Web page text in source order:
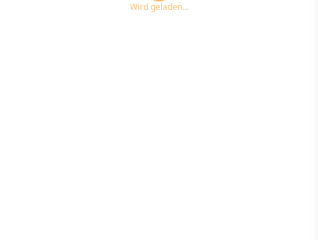
Wird geladen...